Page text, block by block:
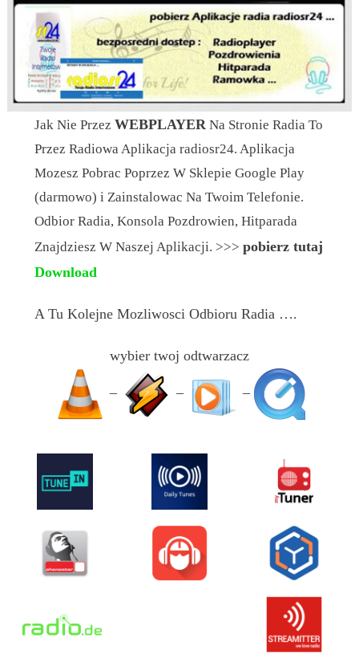
Jak Nie PrzezWEBPLAYER Na Stronie Radia To
Przez Radiowa Aplikacja radiosr24. Aplikacja
Mozesz Pobrac Poprzez W Sklepie Google Play
(darmowo) i Zainstalowac Na Twoim Telefonie.
Odbior Radia, Konsola Pozdrowien, Hitparada
Znajdziesz W Naszej Aplikacji. >>>pobierz tutaj
Download
A Tu Kolejne Mozliwosci Odbioru Radia ….
wybier twoj odtwarzacz
– – –